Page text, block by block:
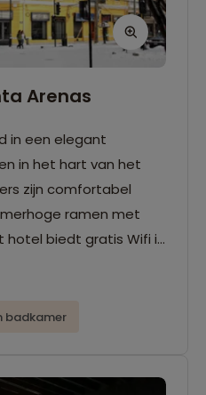
Arenas
in een elegant
in het hart van het
zijn comfortabel
ramen met
hotel biedt gratis Wifi in
badkamer